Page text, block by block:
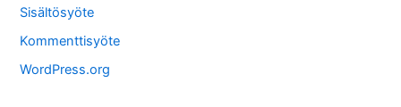
s
t
a
Sisältösyöte
Kommenttisyöte
WordPress.org